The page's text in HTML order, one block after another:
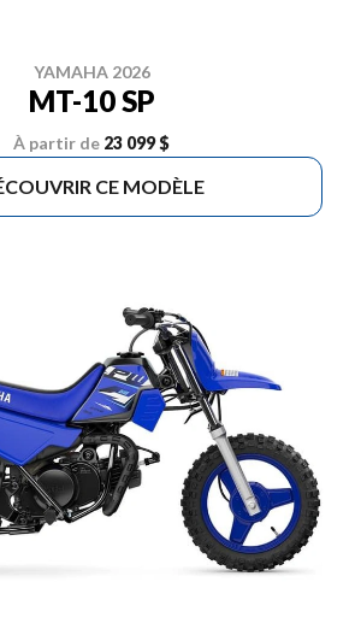
YAMAHA 2026
MT-10 SP
À partir de 23 099 $
CE MODÈLE